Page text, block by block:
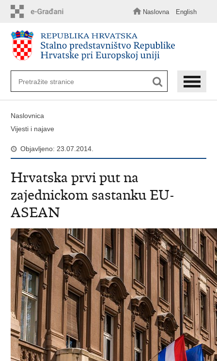
sadržaj
Naslovna English
Naslovnica
Vijesti i najave
Objavljeno: 23.07.2014.
Hrvatska prvi put na
zajednickom sastanku EU-
ASEAN